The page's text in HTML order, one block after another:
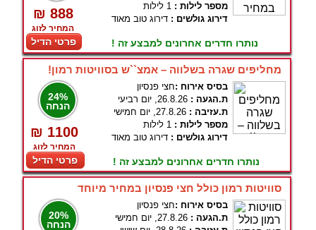
₪ 888
המחיר לזוג
פרטי הדיל
מספר לילות : 1 לילות
דירוג גולשים : דירוג טוב מאוד
נותרו חדרים אחרונים למבצע זה !
מחליפים שגרה בשלווה – אמצ``ש בסוויטות רמון!
24%
הנחה
₪ 1100
המחיר לזוג
פרטי הדיל
בסיס אירוח :חצי פנסיון
ת.הגעה : 26.8.26, יום רביעי
ת.עזיבה : 27.8.26, יום חמישי
מספר לילות : 1 לילות
דירוג גולשים : דירוג טוב מאוד
נותרו חדרים אחרונים למבצע זה !
סוויטות רמון כולל חצי פנסיון במחיר מיוחד
20%
הנחה
בסיס אירוח :חצי פנסיון
ת.הגעה : 27.8.26, יום חמישי